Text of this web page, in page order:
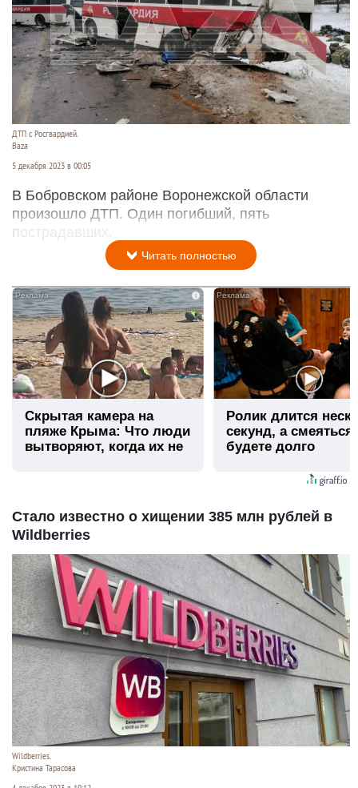
ДТП с Росгвардией.
Baza
5 декабря 2023 в 00:05
В Бобровском районе Воронежской области
произошло ДТП. Один погибший, пять
пострадавших.
Читать полностью
i
Скрытая камера на
пляже Крыма: Что люди
вытворяют, когда их не
Ролик длится
секунд, а
будете долго
Стало известно о хищении 385 млн рублей в
Wildberries
Wildberries.
Кристина Тарасова